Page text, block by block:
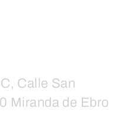
Calle San
Miranda de Ebro